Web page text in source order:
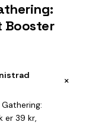
Booster
+
er 39 kr,